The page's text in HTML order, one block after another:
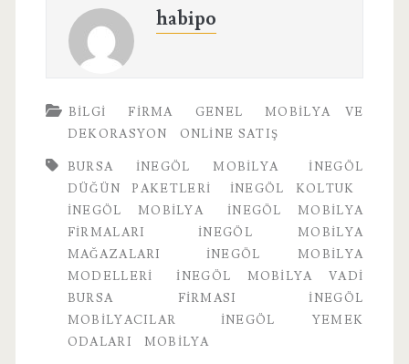
habipo
BILGI FIRMA GENEL
MOBILYA VE
DEKORASYON
ONLINE SATIŞ
BURSA INEGÖL MOBILYA
INEGÖL
DÜĞÜN PAKETLERI
INEGÖL KOLTUK
INEGÖL MOBILYA
İNEGÖL MOBILYA
FIRMALARI
İNEGÖL MOBILYA
MAĞAZALARI
İNEGÖL MOBILYA
MODELLERI
İNEGÖL MOBILYA VADI
BURSA FIRMASI
İNEGÖL
MOBILYACILAR
İNEGÖL YEMEK
ODALARI
MOBILYA